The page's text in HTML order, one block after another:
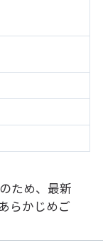
ため、最新
らかじめご